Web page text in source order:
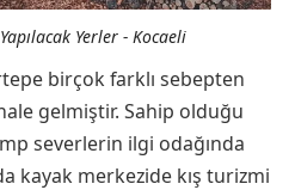
Yerler - Kocaeli
birçok farklı sebepten
gelmiştir. Sahip olduğu
severlerin ilgi odağında
kayak merkezide kış turizmi